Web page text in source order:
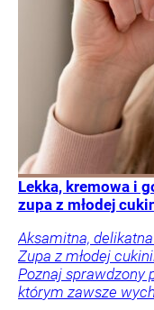
Lekka, kremowa i
zupa z młodej
Aksamitna,
Zupa z młodej
Poznaj sprawdzony
którym zawsze